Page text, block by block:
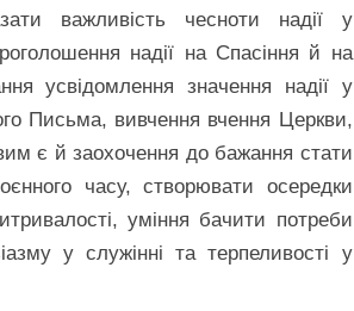
важливість чесноти надії у
надії на Спасіння й на
усвідомлення значення надії у
Письма, вивчення вчення Церкви,
є й заохочення до бажання стати
часу, створювати осередки
уміння бачити потреби
у служінні та терпеливості у